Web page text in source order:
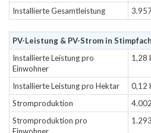
Installierte Gesamtleistung
PV-Leistung & PV-Strom in Stimpfach
Installierte Leistung pro
Einwohner
1,28
Installierte Leistung pro Hektar
0,12
Stromproduktion
Stromproduktion pro